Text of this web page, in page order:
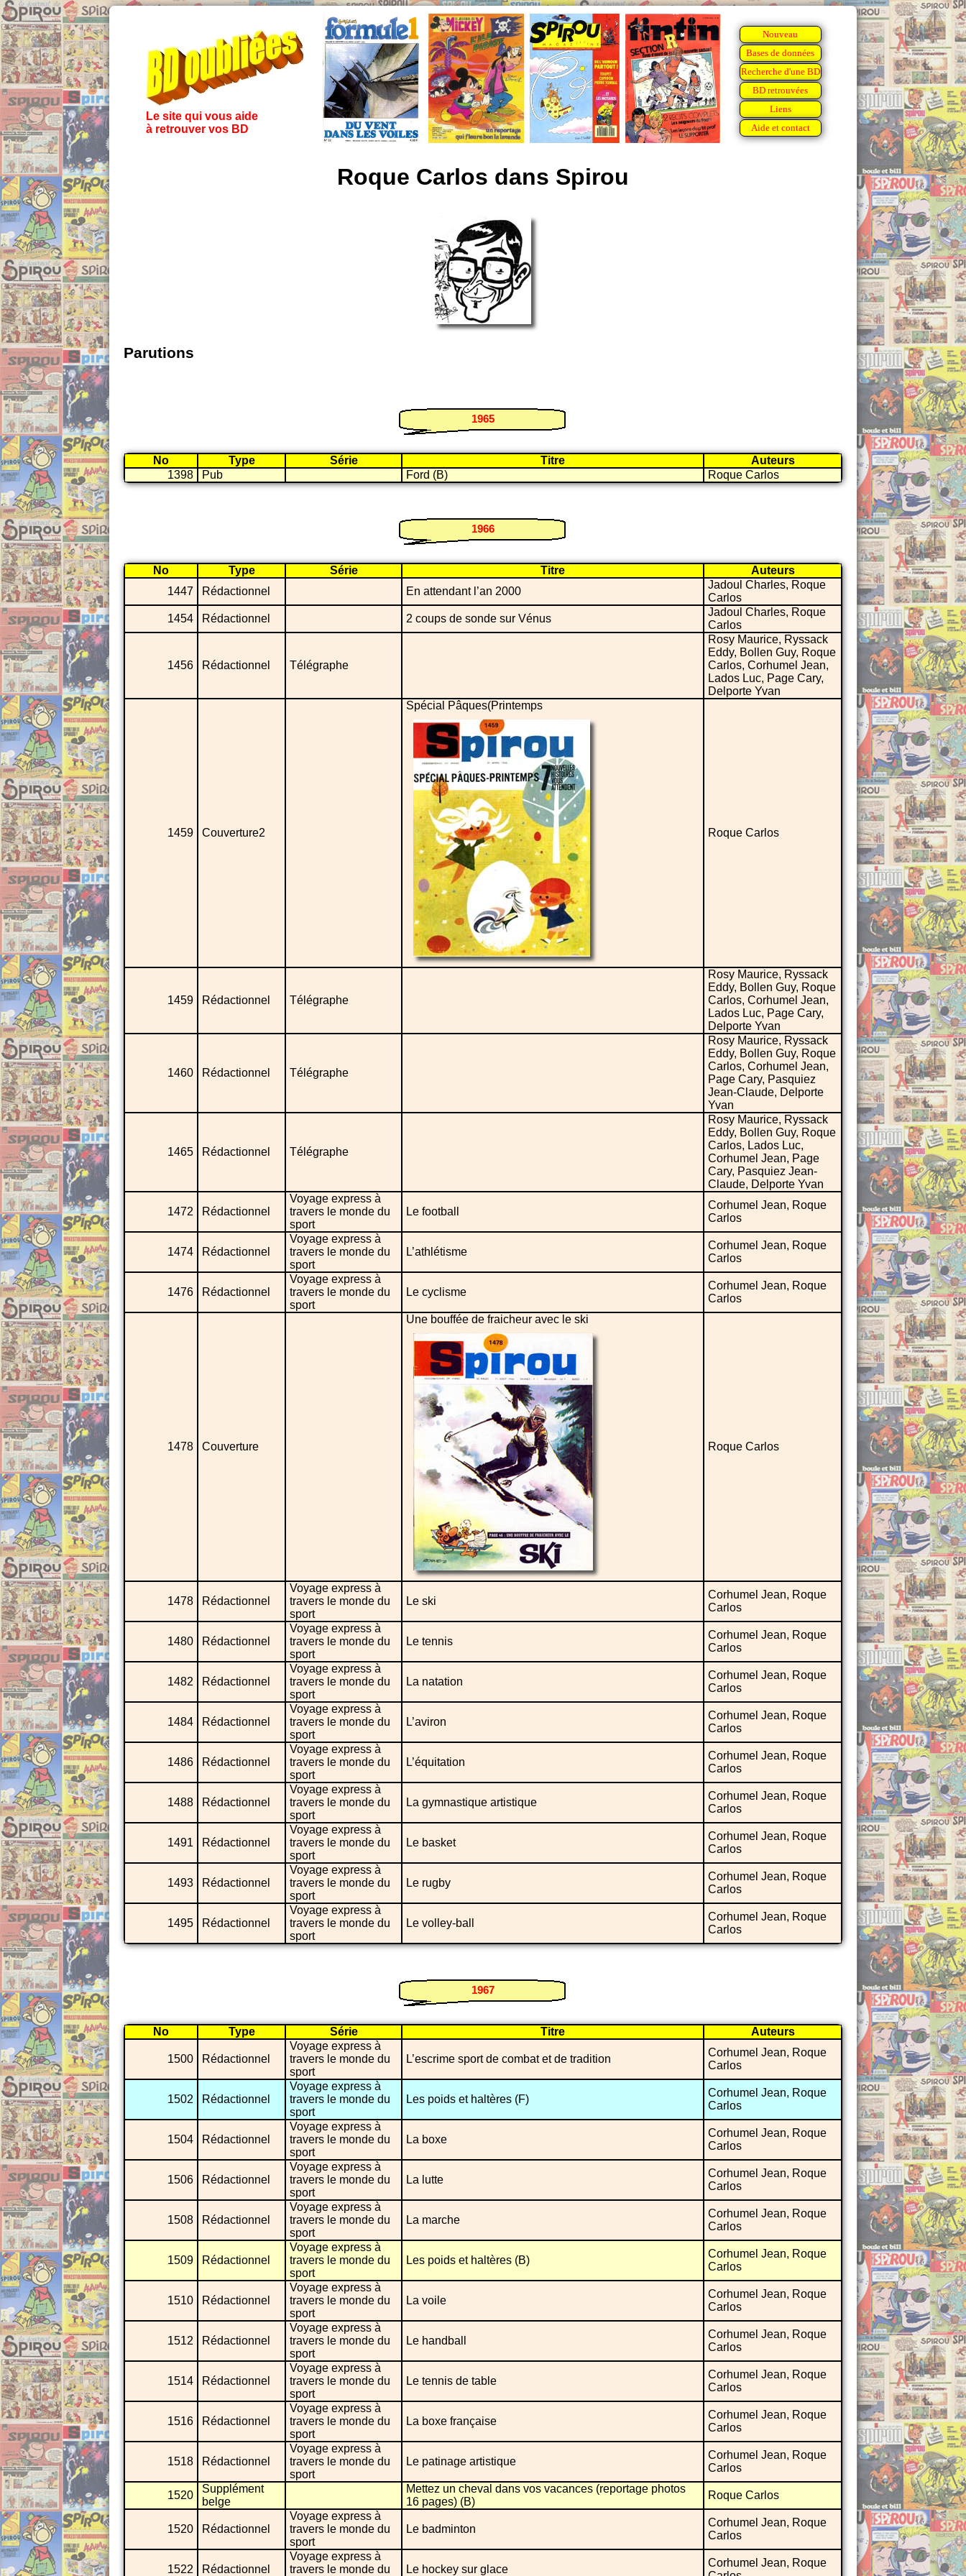
Le site qui vous aide
à retrouver vos BD
Nouveau
Bases de données
Recherche d'une BD
BD retrouvées
Liens
Aide et contact
Roque Carlos dans Spirou
Parutions
1965
No Type Série Titre
Auteurs
1398
Pub Ford (B) Roque Carlos
1966
No Type Série Titre
Auteurs
1447
Rédactionnel En attendant l’an 2000
Jadoul Charles, Roque
Carlos
1454
Rédactionnel 2 coups de sonde sur Vénus
Jadoul Charles, Roque
Carlos
1456 Rédactionnel Télégraphe
Rosy Maurice, Ryssack
Eddy, Bollen Guy, Roque
Carlos, Corhumel Jean,
Lados Luc, Page Cary,
Delporte Yvan
1459 Couverture2
Spécial Pâques(Printemps
Roque Carlos
1459 Rédactionnel Télégraphe
Rosy Maurice, Ryssack
Eddy, Bollen Guy, Roque
Carlos, Corhumel Jean,
Lados Luc, Page Cary,
Delporte Yvan
1460 Rédactionnel Télégraphe
Rosy Maurice, Ryssack
Eddy, Bollen Guy, Roque
Carlos, Corhumel Jean,
Page Cary, Pasquiez
Jean-Claude, Delporte
Yvan
1465 Rédactionnel Télégraphe
Rosy Maurice, Ryssack
Eddy, Bollen Guy, Roque
Carlos, Lados Luc,
Corhumel Jean, Page
Cary, Pasquiez Jean-
Claude, Delporte Yvan
1472 Rédactionnel
Voyage express à
travers le monde du
sport
Le football
Corhumel Jean, Roque
Carlos
1474 Rédactionnel
Voyage express à
travers le monde du
sport
L’athlétisme
Corhumel Jean, Roque
Carlos
1476 Rédactionnel
Voyage express à
travers le monde du
sport
Le cyclisme
Corhumel Jean, Roque
Carlos
1478 Couverture
Une bouffée de fraicheur avec le ski
Roque Carlos
1478 Rédactionnel
Voyage express à
travers le monde du
sport
Le ski
Corhumel Jean, Roque
Carlos
1480 Rédactionnel
Voyage express à
travers le monde du
sport
Le tennis
Corhumel Jean, Roque
Carlos
1482 Rédactionnel
Voyage express à
travers le monde du
sport
La natation
Corhumel Jean, Roque
Carlos
1484 Rédactionnel
Voyage express à
travers le monde du
sport
L’aviron
Corhumel Jean, Roque
Carlos
1486 Rédactionnel
Voyage express à
travers le monde du
sport
L’équitation
Corhumel Jean, Roque
Carlos
1488 Rédactionnel
Voyage express à
travers le monde du
sport
La gymnastique artistique
Corhumel Jean, Roque
Carlos
1491 Rédactionnel
Voyage express à
travers le monde du
sport
Le basket
Corhumel Jean, Roque
Carlos
1493 Rédactionnel
Voyage express à
travers le monde du
sport
Le rugby
Corhumel Jean, Roque
Carlos
1495 Rédactionnel
Voyage express à
travers le monde du
sport
Le volley-ball
Corhumel Jean, Roque
Carlos
1967
No Type Série Titre Auteurs
1500 Rédactionnel
Voyage express à
travers le monde du
sport
L’escrime sport de combat et de tradition
Corhumel Jean, Roque
Carlos
1502 Rédactionnel
Voyage express à
travers le monde du
sport
Les poids et haltères (F)
Corhumel Jean, Roque
Carlos
1504 Rédactionnel
Voyage express à
travers le monde du
sport
La boxe
Corhumel Jean, Roque
Carlos
1506 Rédactionnel
Voyage express à
travers le monde du
sport
La lutte
Corhumel Jean, Roque
Carlos
1508 Rédactionnel
Voyage express à
travers le monde du
sport
La marche
Corhumel Jean, Roque
Carlos
1509 Rédactionnel
Voyage express à
travers le monde du
sport
Les poids et haltères (B)
Corhumel Jean, Roque
Carlos
1510 Rédactionnel
Voyage express à
travers le monde du
sport
La voile
Corhumel Jean, Roque
Carlos
1512 Rédactionnel
Voyage express à
travers le monde du
sport
Le handball
Corhumel Jean, Roque
Carlos
1514 Rédactionnel
Voyage express à
travers le monde du
sport
Le tennis de table
Corhumel Jean, Roque
Carlos
1516 Rédactionnel
Voyage express à
travers le monde du
sport
La boxe française
Corhumel Jean, Roque
Carlos
1518 Rédactionnel
Voyage express à
travers le monde du
sport
Le patinage artistique
Corhumel Jean, Roque
Carlos
1520
Supplément
belge
Mettez un cheval dans vos vacances (reportage photos
16 pages) (B)
Roque Carlos
1520 Rédactionnel
Voyage express à
travers le monde du
sport
Le badminton
Corhumel Jean, Roque
Carlos
1522 Rédactionnel
Voyage express à
travers le monde du
Le hockey sur glace
Corhumel Jean, Roque